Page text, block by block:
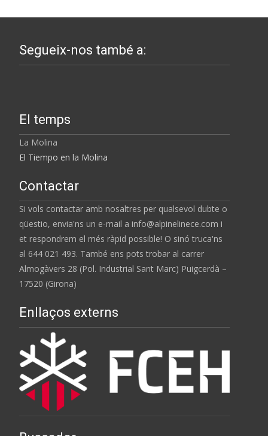
opcions
pàgina
producte
Segueix-nos també a:
El temps
La Molina
El Tiempo en la Molina
Contactar
Si vols contactar amb nosaltres per qualsevol dubte o
qüestio, envia'ns un e-mail a info@alpinelinece.com i
et respondrem el més ràpid possible! O sinó truca'ns
al 644 021 493. També ens pots trobar al carrer
Almogàvers 28 (Pol. Industrial Sant Marc) Puigcerdà –
17520 (Girona)
Enllaços externs